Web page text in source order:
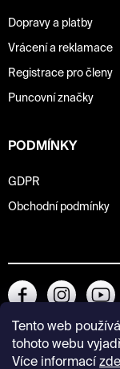
Tento web
tohoto webu
Více informací zde
Dopravy a platby
Vrácení a reklamace
Registrace pro členy
Puncovní značky
PODMÍNKY
GDPR
Obchodní podmínky